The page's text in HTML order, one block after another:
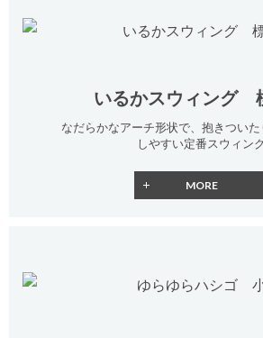
いるかスウィング
なだらかなアーチ形状で、抱きついた
しやすい定番スウィン